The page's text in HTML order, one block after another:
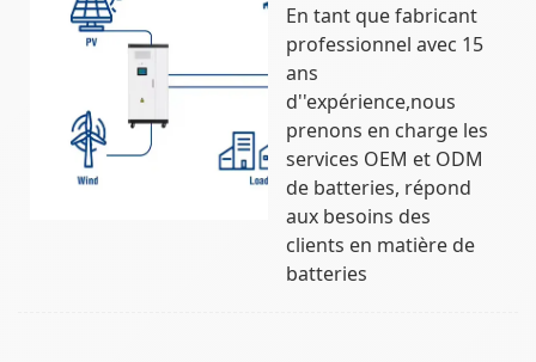
En tant que fabricant
professionnel avec 15
ans
d''expérience,nous
prenons en charge les
services OEM et ODM
de batteries, répond
aux besoins des
clients en matière de
batteries